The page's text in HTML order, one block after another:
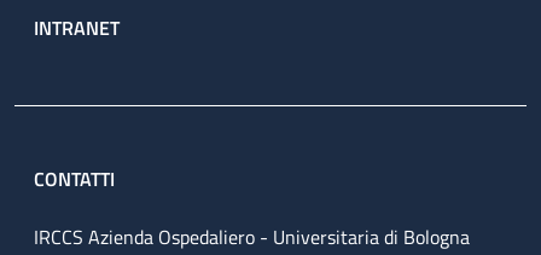
INTRANET
CONTATTI
IRCCS Azienda Ospedaliero - Universitaria di Bologna